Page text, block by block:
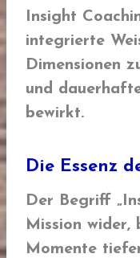
Insight
integrierte
Dimensionen
und
bewirkt.
Die Essenz
Der Begriff
Mission wider,
Momente